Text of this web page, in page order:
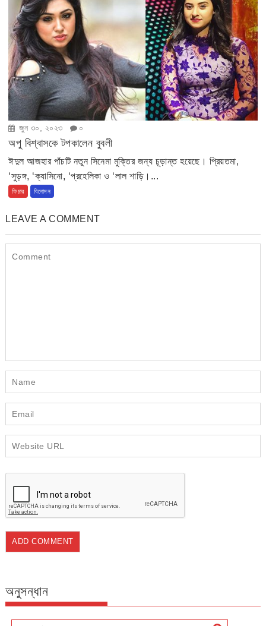
জুন ৩০, ২০২৩ ০
অপু বিশ্বাসকে টপকালেন বুবলী
ঈদুল আজহার পাঁচটি নতুন সিনেমা মুক্তির জন্য চূড়ান্ত হয়েছে। প্রিয়তমা,
‘সুড়ঙ্গ, ‘ক্যাসিনো, ‘প্রহেলিকা ও ‘লাল শাড়ি।...
ফিচার বিনোদন
LEAVE A COMMENT
অনুসন্ধান